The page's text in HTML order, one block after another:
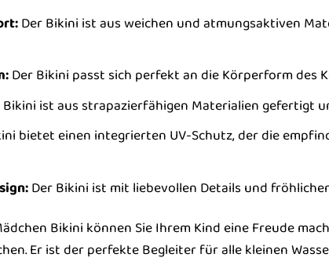
Der Bikini ist aus weichen und atmungsaktiven
Der Bikini passt sich perfekt an die Körperform des
ist aus strapazierfähigen Materialien gefertigt
bietet einen integrierten UV-Schutz, der die
Der Bikini ist mit liebevollen Details und
Bikini können Sie Ihrem Kind eine Freude
Er ist der perfekte Begleiter für alle kleinen